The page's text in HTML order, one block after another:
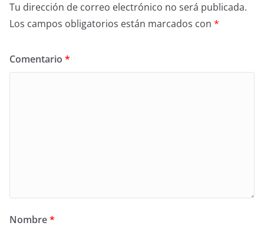
Tu dirección de correo electrónico no será publicada.
Los campos obligatorios están marcados con *
Comentario *
Nombre*